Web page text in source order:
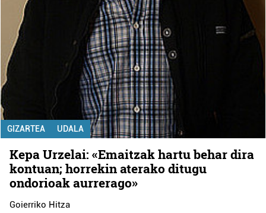
GIZARTEA UDALA
Kepa Urzelai: «Emaitzak hartu behar dira
kontuan; horrekin aterako ditugu
ondorioak aurrerago»
Goierriko Hitza